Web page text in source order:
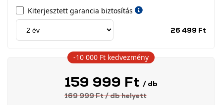
Kiterjesztett garancia biztosítás
26 499 Ft
159 999 Ft / db
169 999 Ft/ dbhelyett
-10 000 Ft kedvezmény